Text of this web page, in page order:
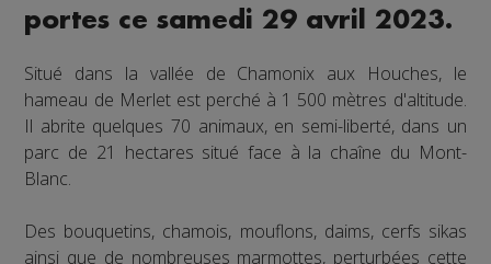
portes ce samedi 29 avril 2023.
Situé dans la vallée de Chamonix aux Houches, le
hameau de Merlet est perché à 1 500 mètres d'altitude.
Il abrite quelques 70 animaux, en semi-liberté, dans un
parc de 21 hectares situé face à la chaîne du Mont-
Blanc.
Des bouquetins, chamois, mouflons, daims, cerfs sikas
ainsi que de nombreuses marmottes, perturbées cette